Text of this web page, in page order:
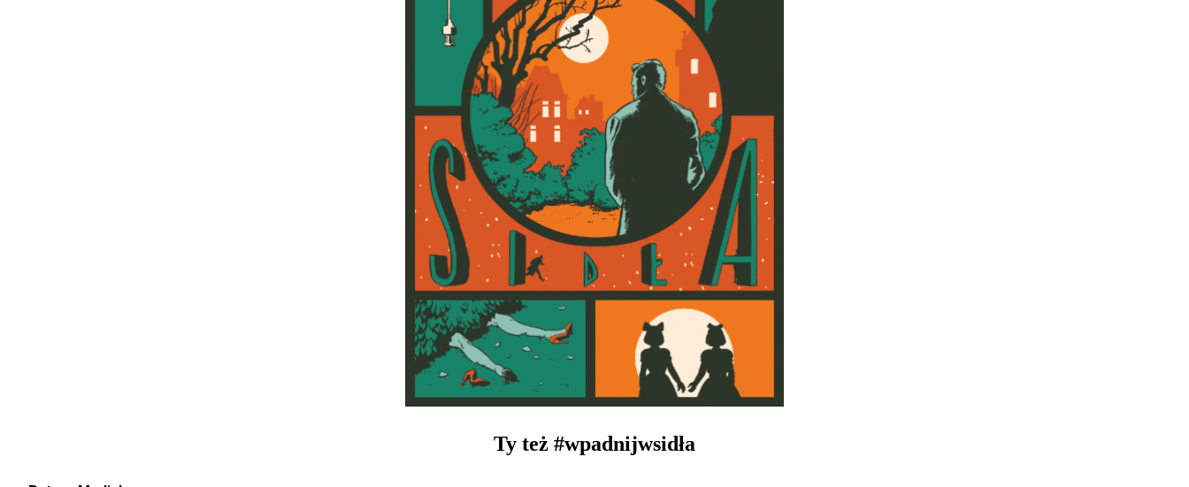
Ty też #wpadnijwsidła